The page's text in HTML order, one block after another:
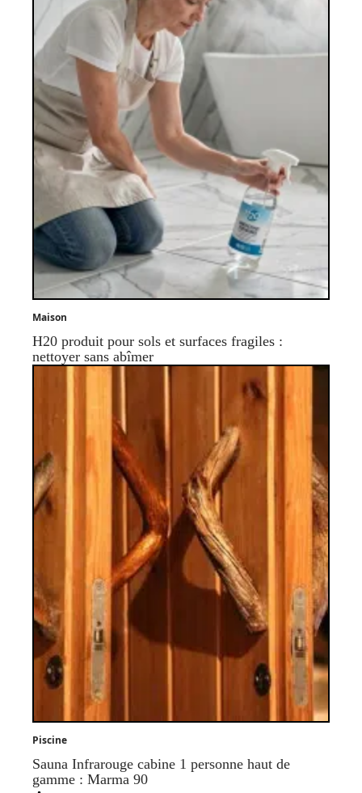
Maison
H20 produit pour sols et surfaces fragiles :
nettoyer sans abîmer
Piscine
Sauna Infrarouge cabine 1 personne haut de
gamme : Marma 90